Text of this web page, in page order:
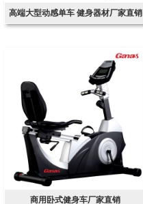
高端大型动感单车 健身器材厂家直销
商用卧式健身车厂家直销